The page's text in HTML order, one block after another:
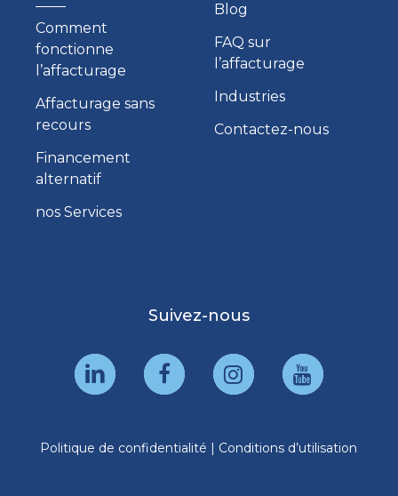
Comment
fonctionne
l’affacturage
Affacturage sans
recours
Financement
alternatif
nos Services
Blog
FAQ sur
l’affacturage
Industries
Contactez-nous
Suivez-nous
Politique de confidentialité | Conditions d’utilisation